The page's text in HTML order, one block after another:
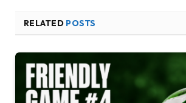
RELATED POSTS